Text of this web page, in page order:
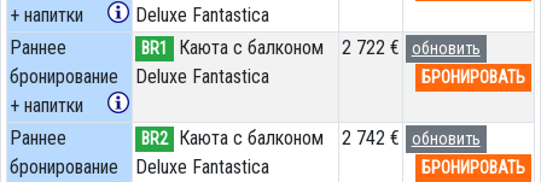
+ напитки
Deluxe Fantastica
Раннее
бронирование
+ напитки
BR1
Каюта с балконом
Deluxe Fantastica
2 722 €
обновить
БРОНИРОВАТЬ
Раннее
бронирование
BR2
Каюта с балконом
Deluxe Fantastica
2 742 €
обновить
БРОНИРОВАТЬ